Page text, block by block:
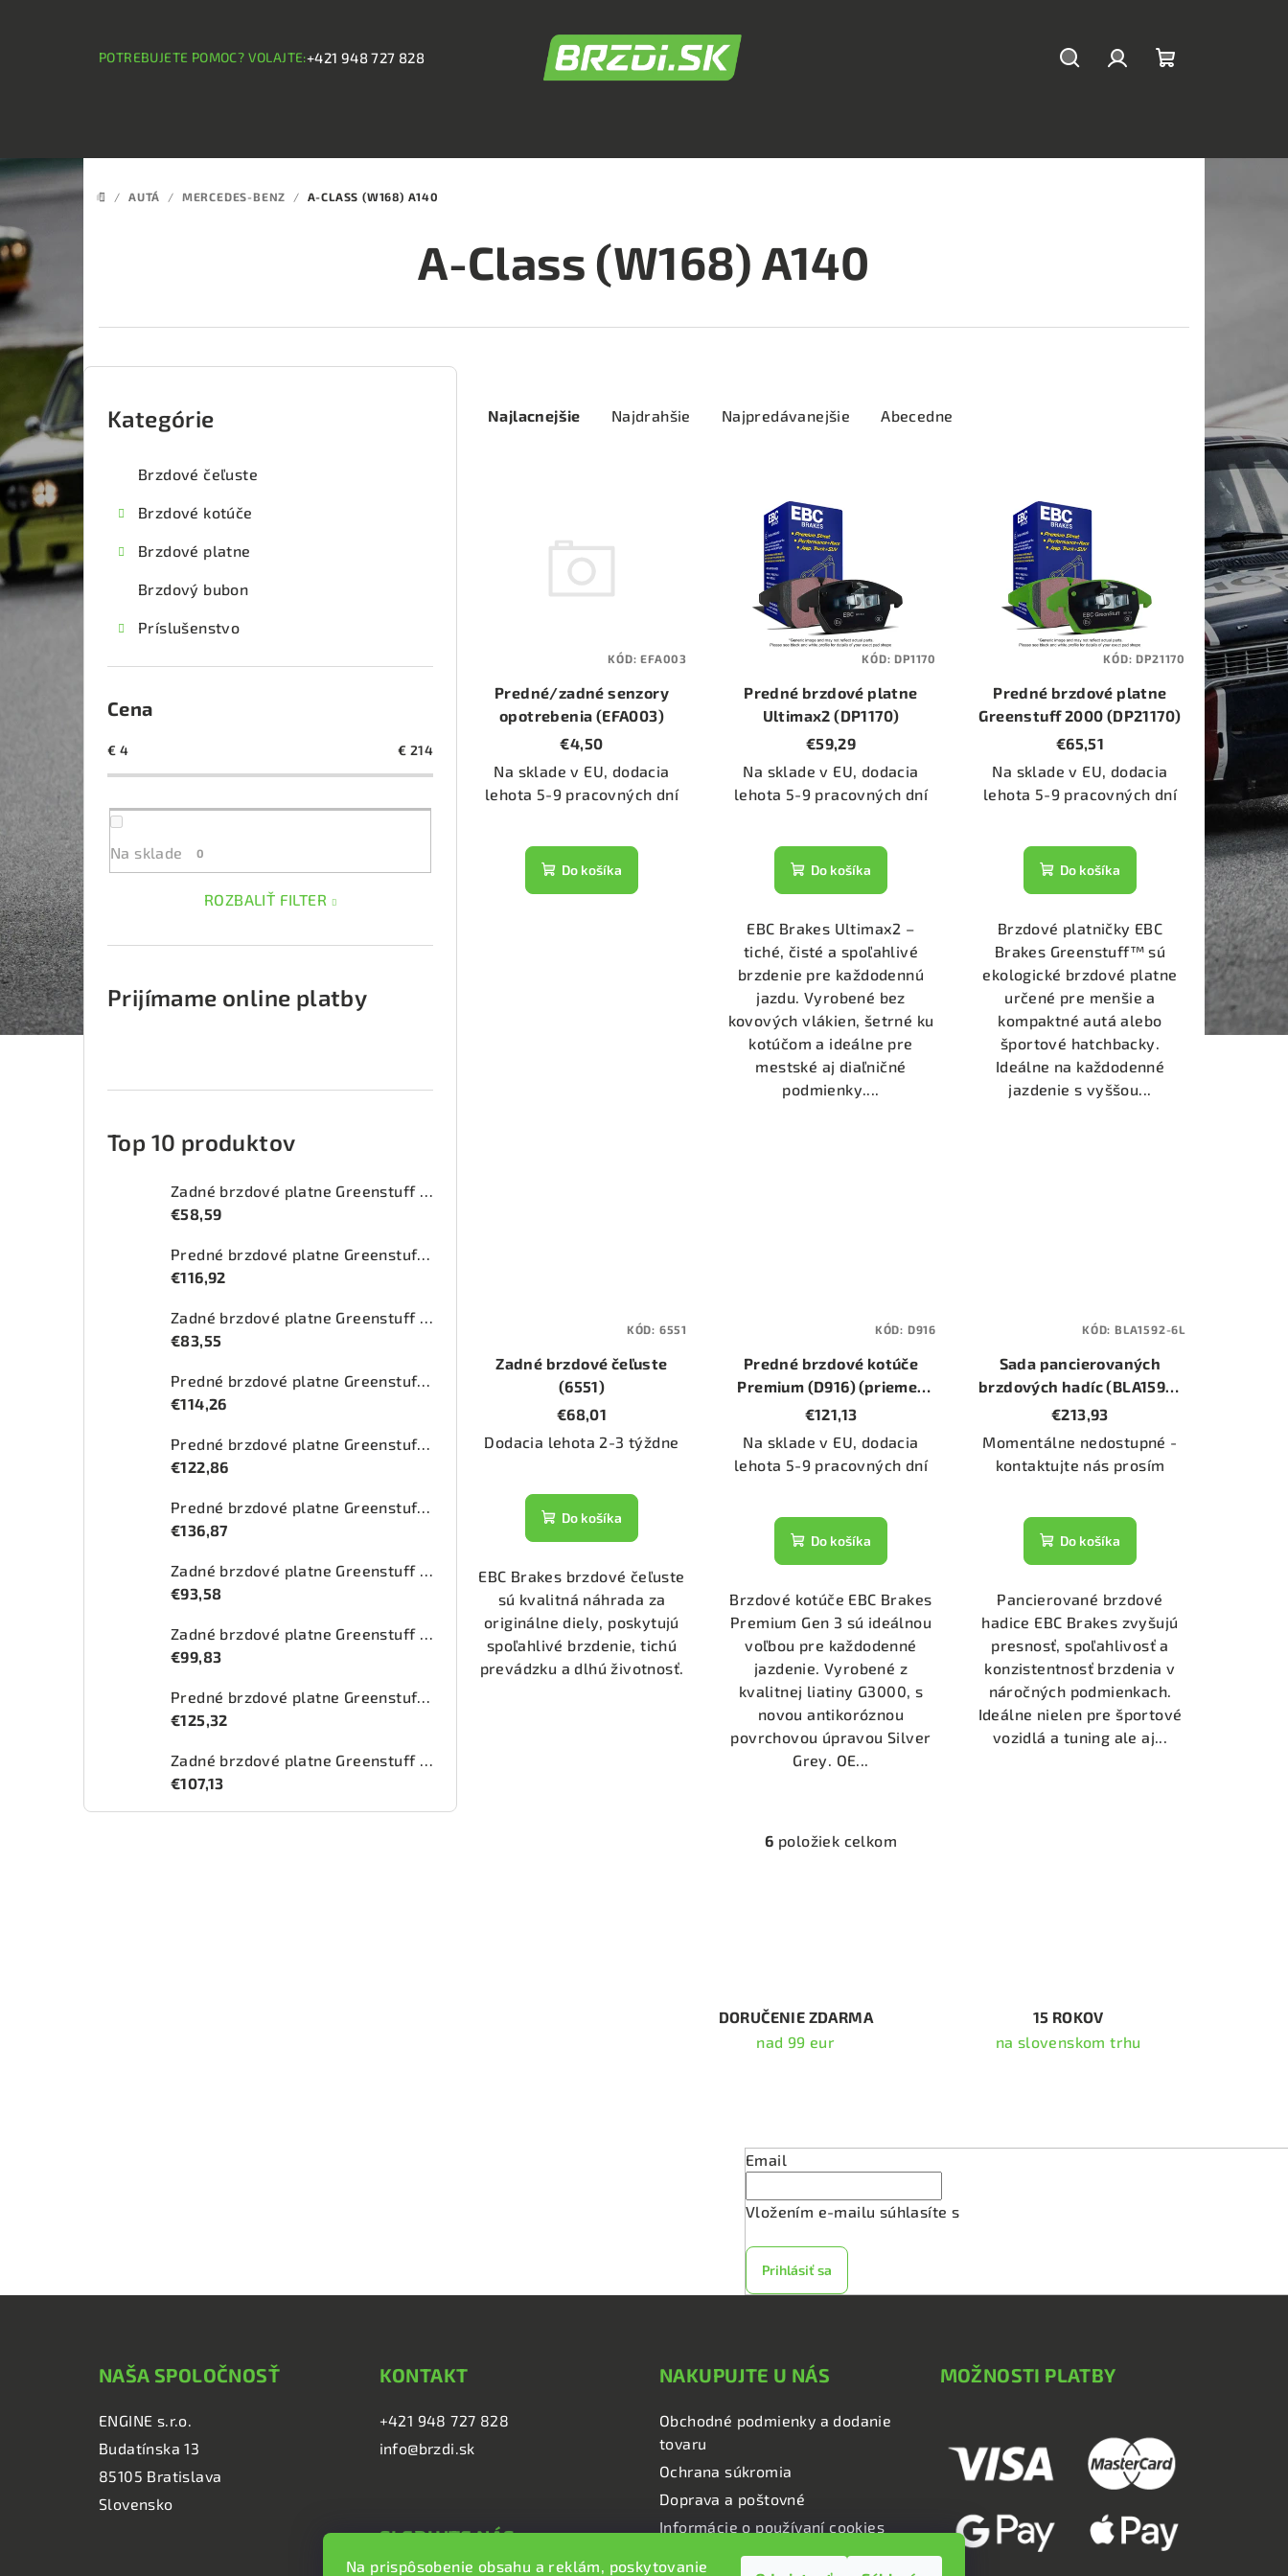
Na prispôsobenie obsahu a reklám, poskytovanie
POTREBUJETE POMOC? VOLAJTE:+421 948 727 828
DOMOV
/ AUTÁ / MERCEDES-BENZ / A-CLASS (W168) A140
A-Class (W168) A140
B
o
č
ý
p
a
Preskočiť
kategórie
Kategórie
Brzdové čeľuste
Brzdové kotúče
Brzdové platne
Brzdový bubon
Príslušenstvo
Cena
€ 4 € 214
Na sklade 0
ROZBALIŤ FILTER
Prijímame online platby
Top 10 produktov
Zadné brzdové platne Greenstuff 2000 (DP2673)
€58,59
Predné brzdové platne Greenstuff 2000 (DP2955)
€116,92
Zadné brzdové platne Greenstuff 2000 (DP21338/2)
€83,55
Predné brzdové platne Greenstuff 2000 (DP21368)
€114,26
Predné brzdové platne Greenstuff 2000 (DP21553)
€122,86
Predné brzdové platne Greenstuff 2000 (DP21911)
€136,87
Zadné brzdové platne Greenstuff 2000 (DP22053)
€93,58
Zadné brzdové platne Greenstuff 2000 (DP21193/2)
€99,83
Predné brzdové platne Greenstuff 2000 (DP21153)
€125,32
Zadné brzdové platne Greenstuff 2000 (DP22236)
€107,13
a
u
Najlacnejšie Najdrahšie Najpredávanejšie Abecedne
d
Predné/zadné senzory
opotrebenia (EFA003)
€4,50
Na sklade v EU, dodacia
lehota 5-9 pracovných dní
Do košíka
KÓD:EFA003
Predné brzdové platne
Ultimax2 (DP1170)
€59,29
Na sklade v EU, dodacia
lehota 5-9 pracovných dní
Do košíka
EBC Brakes Ultimax2 –
tiché, čisté a spoľahlivé
brzdenie pre každodennú
jazdu. Vyrobené bez
kovových vlákien, šetrné ku
kotúčom a ideálne pre
mestské aj diaľničné
podmienky....
KÓD:DP1170
Predné brzdové platne
Greenstuff 2000 (DP21170)
€65,51
Na sklade v EU, dodacia
lehota 5-9 pracovných dní
Do košíka
Brzdové platničky EBC
Brakes Greenstuff™ sú
ekologické brzdové platne
určené pre menšie a
kompaktné autá alebo
športové hatchbacky.
Ideálne na každodenné
jazdenie s vyššou...
KÓD:DP21170
Zadné brzdové čeľuste
(6551)
€68,01
Dodacia lehota 2-3 týždne
Do košíka
EBC Brakes brzdové čeľuste
sú kvalitná náhrada za
originálne diely, poskytujú
spoľahlivé brzdenie, tichú
prevádzku a dlhú životnosť.
KÓD: 6551
Predné brzdové kotúče
Premium (D916) (priemer
260mm)
€121,13
Na sklade v EU, dodacia
lehota 5-9 pracovných dní
Do košíka
Brzdové kotúče EBC Brakes
Premium Gen 3 sú ideálnou
voľbou pre každodenné
jazdenie. Vyrobené z
kvalitnej liatiny G3000, s
novou antikoróznou
povrchovou úpravou Silver
Grey. OE...
KÓD: D916
Sada pancierovaných
brzdových hadíc (BLA1592-
6L)
€213,93
Momentálne nedostupné -
kontaktujte nás prosím
Do košíka
Pancierované brzdové
hadice EBC Brakes zvyšujú
presnosť, spoľahlivosť a
konzistentnosť brzdenia v
náročných podmienkach.
Ideálne nielen pre športové
vozidlá a tuning ale aj...
KÓD: BLA1592-6L
O
c
i
v
k
y
ý
p
6 položiek celkom
DORUČENIE ZDARMA
nad 99 eur
15 ROKOV
na slovenskom trhu
Email
Vložením e-mailu súhlasíte s
Prihlásiť sa
NAŠA SPOLOČNOSŤ
ENGINE s.r.o.
Budatínska 13
85105 Bratislava
Slovensko
KONTAKT
+421 948 727 828
info@brzdi.sk
SLEDUJTE NÁS
NAKUPUJTE U NÁS
Obchodné podmienky a dodanie
tovaru
Ochrana súkromia
Doprava a poštovné
Informácie o používaní cookies
MOŽNOSTI PLATBY